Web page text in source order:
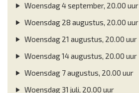
Woensdag 4 september, 20.00 uur
Woensdag 28 augustus, 20.00 uur
Woensdag 21 augustus, 20.00 uur
Woensdag 14 augustus, 20.00 uur
Woensdag 7 augustus, 20.00 uur
Woensdag 31 juli, 20.00 uur